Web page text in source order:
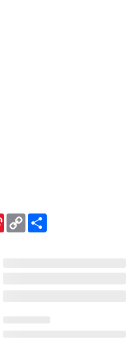
Sina
Weibo
Copy
Link